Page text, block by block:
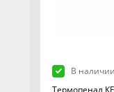
В наличии
Термопенал